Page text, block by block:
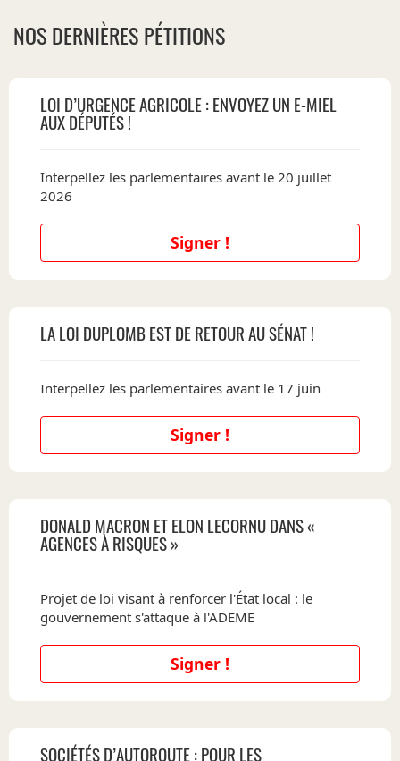
NOS DERNIÈRES PÉTITIONS
LOI D’URGENCE AGRICOLE : ENVOYEZ UN E-MIEL
AUX DÉPUTÉS !
Interpellez les parlementaires avant le 20 juillet
2026
Signer !
LA LOI DUPLOMB EST DE RETOUR AU SÉNAT !
Interpellez les parlementaires avant le 17 juin
Signer !
DONALD MACRON ET ELON LECORNU DANS «
AGENCES À RISQUES »
Projet de loi visant à renforcer l'État local : le
gouvernement s'attaque à l'ADEME
Signer !
SOCIÉTÉS D’AUTOROUTE : POUR LES